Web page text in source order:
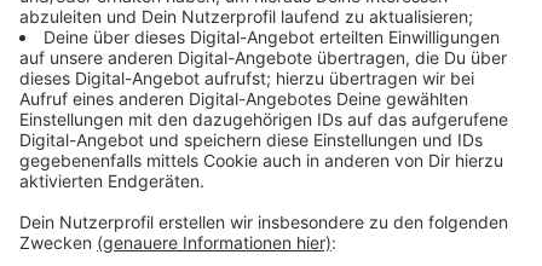
dann auf dem Friesenplatz ein Ende setzen, nachdem
die Hochzeitsgesellschaft auf den Ringen laut
beschleunigt und gehupt hatte.
Ein Fahrer war mit einem gefälschten Führerschein
unterwegs. Gegen ihn wird jetzt ermittelt.